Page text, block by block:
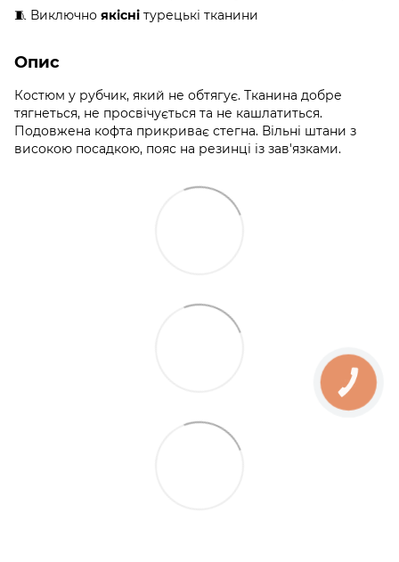
🧵 Виключно якісні турецькі тканини
Опис
Костюм у рубчик, який не обтягує. Тканина добре
тягнеться, не просвічується та не кашлатиться.
Подовжена кофта прикриває стегна. Вільні штани з
високою посадкою, пояс на резинці із зав'язками.
КНОПКА
ЗВ'ЯЗКУ